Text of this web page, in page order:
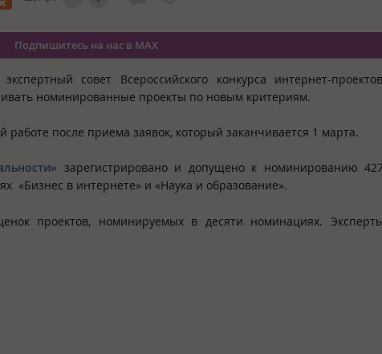
Подпишитесь на нас в MAX
совет Всероссийского конкурса интернет-
номинированные проекты по новым критериям.
работе после приема заявок, который заканчивается 1 марта.
зарегистрировано и допущено к номинированию
«Бизнес в интернете» и «Наука и образование».
проектов, номинируемых в десяти номинациях.